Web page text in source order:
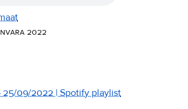
2022
25/09/2022 | Spotify playlist